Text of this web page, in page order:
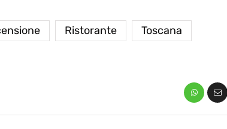
Ristorante
Toscana